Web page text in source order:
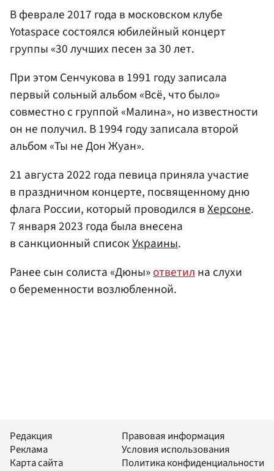
В феврале 2017 года в московском клубе
Yotaspace состоялся юбилейный концерт
группы «30 лучших песен за 30 лет.
При этом Сенчукова в 1991 году записала
первый сольный альбом «Всё, что было»
совместно с группой «Малина», но известности
он не получил. В 1994 году записала второй
альбом «Ты не Дон Жуан».
21 августа 2022 года певица приняла участие
в праздничном концерте, посвященному дню
флага России, который проводился вХерсоне.
7 января 2023 года была внесена
в санкционный списокУкраины.
Ранее сын солиста «Дюны»ответилна слухи
о беременности возлюбленной.
Редакция
Реклама
Карта сайта
Правовая информация
Условия использования
Политика конфиденциальности